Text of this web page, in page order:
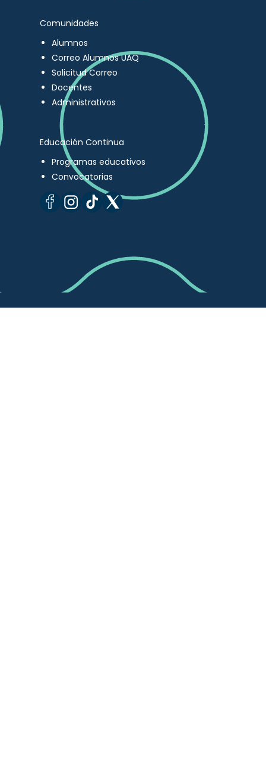
Comunidades
Alumnos
Correo Alumnos UAQ
Solicitud Correo
Docentes
Administrativos
Educación Continua
Programas educativos
Convocatorias